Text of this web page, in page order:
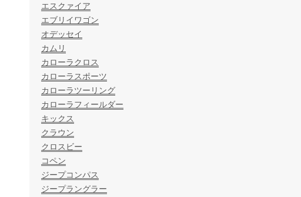
エスクァイア
エブリイワゴン
オデッセイ
カムリ
カローラクロス
カローラスポーツ
カローラツーリング
カローラフィールダー
キックス
クラウン
クロスビー
コペン
ジープコンパス
ジープラングラー